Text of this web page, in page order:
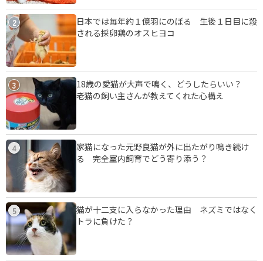
2
日本では毎年約１億羽にのぼる 生後１日目に殺
される採卵鶏のオスヒヨコ
3
18歳の愛猫が大声で鳴く、どうしたらいい？
老猫の飼い主さんが教えてくれた心構え
4
家猫になった元野良猫が外に出たがり鳴き続け
る 完全室内飼育でどう寄り添う？
5
猫が十二支に入らなかった理由 ネズミではなく
トラに負けた？